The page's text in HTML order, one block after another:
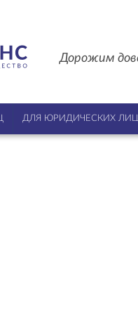
Дорожим
ДЛЯ ЮРИДИЧЕСКИХ ЛИЦ